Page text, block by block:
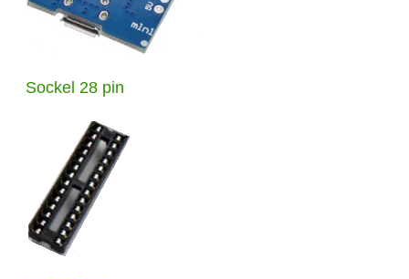
Sockel 28 pin